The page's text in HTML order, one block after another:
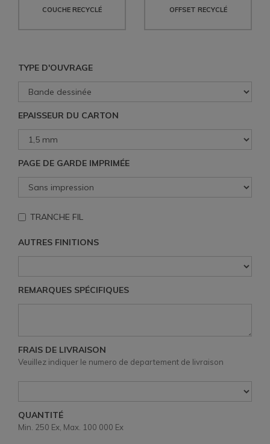
COUCHE RECYCLÉ OFFSET RECYCLÉ
TYPE D'OUVRAGE
EPAISSEUR DU CARTON
PAGE DE GARDE IMPRIMÉE
TRANCHE FIL
AUTRES FINITIONS
REMARQUES SPÉCIFIQUES
FRAIS DE LIVRAISON
Veuillez indiquer le numero de departement de livraison
QUANTITÉ
Min. 250 Ex, Max. 100 000 Ex